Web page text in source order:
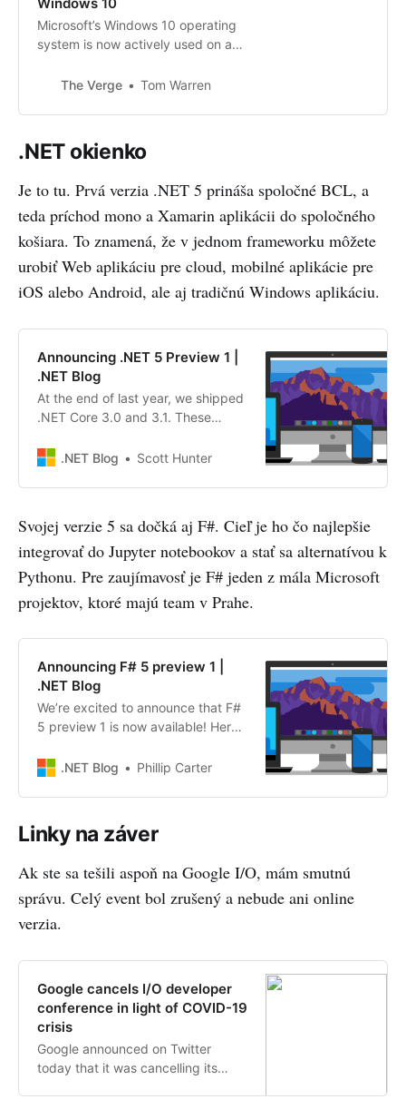
Microsoft’s Windows 10 operating
system is now actively used on a
Microsoft nearly five years to hit
it had originally planned.
The Verge Tom Warren
.NET okienko
Je to tu. Prvá verzia .NET 5 prináša spoločné BCL, a
teda príchod mono a Xamarin aplikácii do spoločného
košiara. To znamená, že v jednom frameworku môžete
urobiť Web aplikáciu pre cloud, mobilné aplikácie pre
iOS alebo Android, ale aj tradičnú Windows aplikáciu.
Announcing .NET 5 Preview 1 |
.NET Blog
At the end of last year, we shipped
.NET Core 3.0 and 3.1. These
models Windows Forms (WinForms)
building single page applications
contract-based messaging. We
also added templates for building
services,
.NET Blog Scott Hunter
Svojej verzie 5 sa dočká aj F#. Cieľ je ho čo najlepšie
integrovať do Jupyter notebookov a stať sa alternatívou k
Pythonu. Pre zaujímavosť je F# jeden z mála Microsoft
projektov, ktoré majú team v Prahe.
Announcing F# 5 preview 1 |
.NET Blog
We’re excited to announce that F#
5 preview 1 is now available! Here’s
preview SDKInstall Jupyter
need both the .NET 5 preview SDK
and Visual Studio Preview installed.
.NET Blog Phillip Carter
Linky na záver
Ak ste sa tešili aspoň na Google I/O, mám smutnú
správu. Celý event bol zrušený a nebude ani online
verzia.
Google cancels I/O developer
conference in light of COVID-19
crisis
Google announced on Twitter
today that it was cancelling its